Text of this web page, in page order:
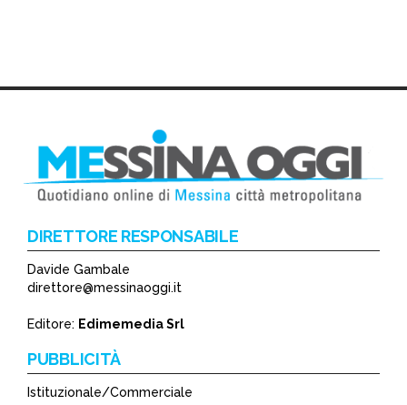
DIRETTORE RESPONSABILE
Davide Gambale
direttore@messinaoggi.it
Editore: Edimemedia Srl
PUBBLICITÀ
Istituzionale/Commerciale